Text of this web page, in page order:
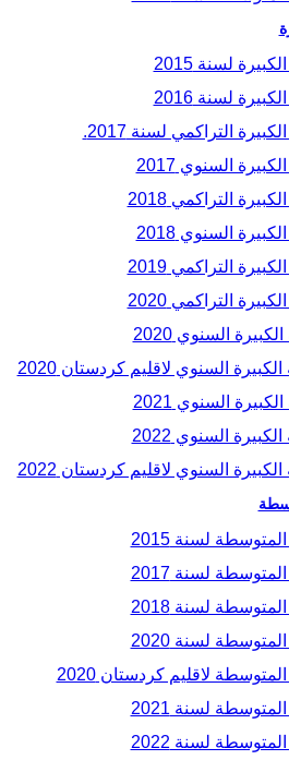
لسنة 2015
لسنة 2016
التراكمي لسنة 2017.
السنوي 2017
التراكمي 2018
السنوي 2018
التراكمي 2019
التراكمي 2020
السنوي 2020
السنوي لاقليم كردستان 2020
السنوي 2021
السنوي 2022
السنوي لاقليم كردستان 2022
لسنة 2015
لسنة 2017
لسنة 2018
لسنة 2020
لاقليم كردستان 2020
لسنة 2021
لسنة 2022